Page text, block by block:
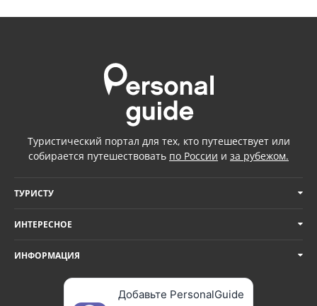
Туристический портал для тех, кто путешествует или
собирается путешествовать по России и за рубежом.
ТУРИСТУ
ИНТЕРЕСНОЕ
ИНФОРМАЦИЯ
Добавьте PersonalGuide